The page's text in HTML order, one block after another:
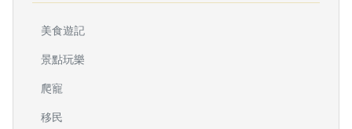
美食遊記
景點玩樂
爬寵
移民